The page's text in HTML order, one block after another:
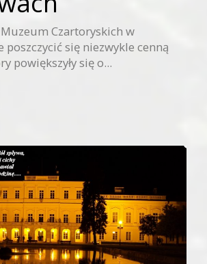
Czartoryskich w
poszczycić się niezwykle cenną
powiększyły się o...